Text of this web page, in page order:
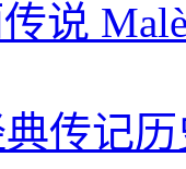
说
传记